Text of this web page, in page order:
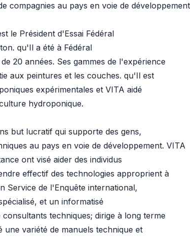
compagnies au pays en voie de
le Président d'Essai Fédéral
qu'Il a été à Fédéral
20 années. Ses gammes de l'expérience
aux peintures et les couches. qu'Il est
expérimentales et VITA aidé
hydroponique.
but lucratif qui supporte des gens,
au pays en voie de développement. VITA
ont visé aider des individus
effectif des technologies approprient à
Service de l'Enquête international,
et un informatisé
techniques; dirige à long terme
une variété de manuels technique et